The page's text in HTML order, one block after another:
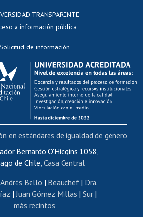
Evaluación docente
Calificación académica
Postulación al AUCAI
Funcionarias/os
internos de capacitación
Bienestar del personal
de movilidad interna
Certificado de renta
de renta honorarios
Editar páginas blancas
Extranjeras/os
TRANSPARENTE
a información pública
Solicitud de información
Bernardo O'Higgins 1058,
de Chile, Casa Central
Andrés Bello | Beauchef| Dra.
| Juan Gómez Millas | Sur |
más recintos
en estándares de igualdad de género